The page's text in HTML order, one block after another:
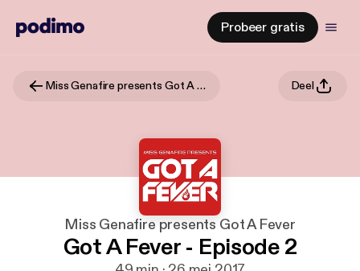
Probeer gratis
Miss Genafire presents Got A Fever Deel
Miss Genafire presents Got A Fever
Got A Fever - Episode 2